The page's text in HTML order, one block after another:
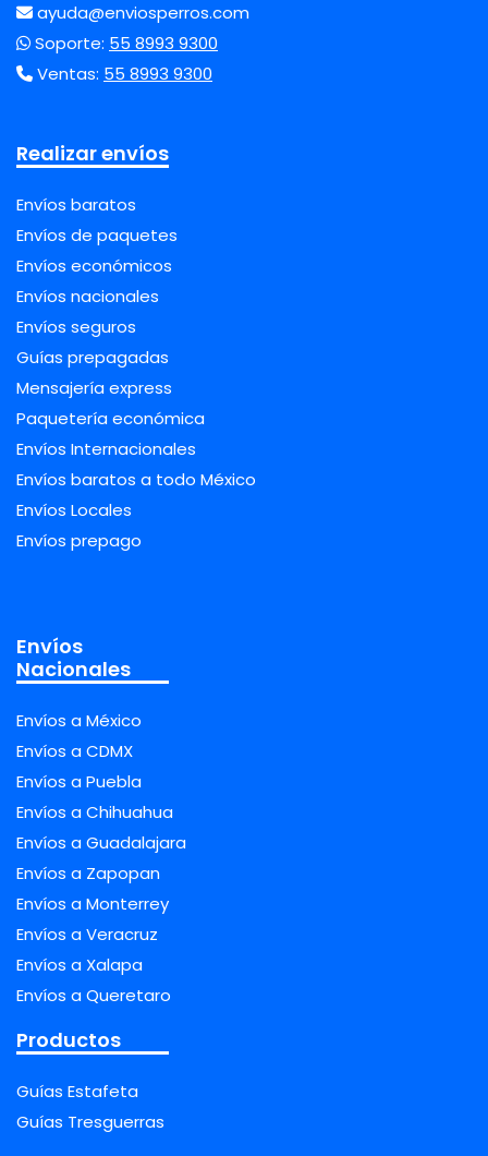
ayuda@enviosperros.com
Soporte: 55 8993 9300
Ventas: 55 8993 9300
Realizar envíos
Envíos baratos
Envíos de paquetes
Envíos económicos
Envíos nacionales
Envíos seguros
Guías prepagadas
Mensajería express
Paquetería económica
Envíos Internacionales
Envíos baratos a todo México
Envíos Locales
Envíos prepago
Envíos
Nacionales
Envíos a México
Envíos a CDMX
Envíos a Puebla
Envíos a Chihuahua
Envíos a Guadalajara
Envíos a Zapopan
Envíos a Monterrey
Envíos a Veracruz
Envíos a Xalapa
Envíos a Queretaro
Productos
Guías Estafeta
Guías Tresguerras